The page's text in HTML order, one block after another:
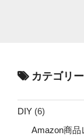
カテゴリー
DIY (6)
Amazon商品